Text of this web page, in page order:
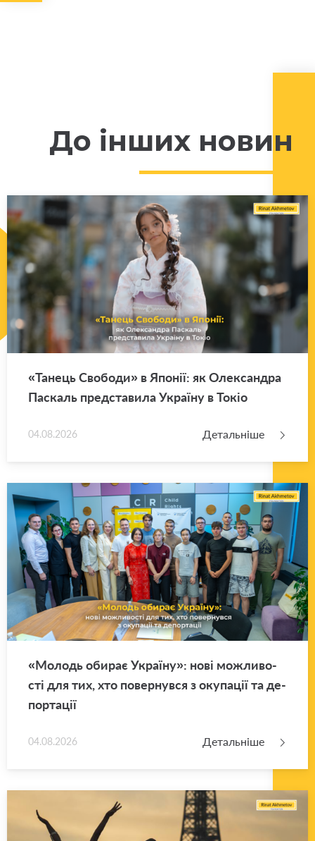
До інших новин
«Та­нець Сво­бо­ди» в Япо­нії: як Оле­ксан­дра
Па­скаль пред­ста­ви­ла Укра­ї­ну в Токіо
04.08.2026 Детальніше
«Мо­лодь оби­рає Укра­ї­ну»: нові мо­жли­во­
сті для тих, хто по­вер­нув­ся з оку­па­ції та де­
пор­та­ції
04.08.2026 Детальніше